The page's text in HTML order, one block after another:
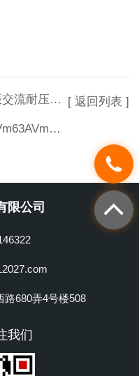
调频谐振试验装置 [ 返回列表 ]
限公司
路680弄4号楼508
我们